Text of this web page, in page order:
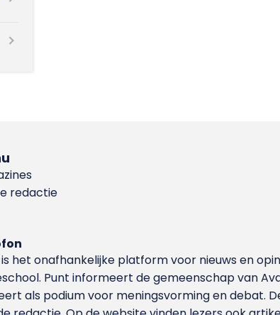
redactie
het onafhankelijke platform voor nieuws en
Punt informeert de gemeenschap van
als podium voor meningsvorming en debat.